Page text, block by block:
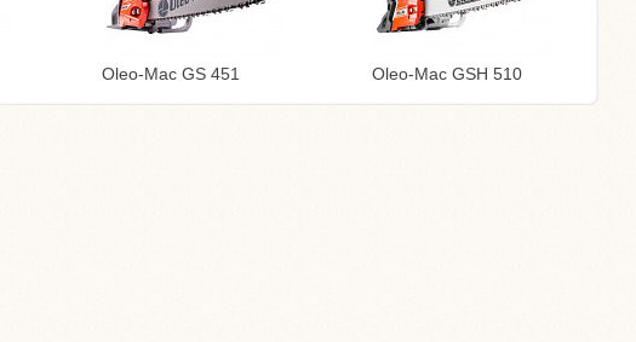
Oleo-Mac GS 451 Oleo-Mac GSH 510